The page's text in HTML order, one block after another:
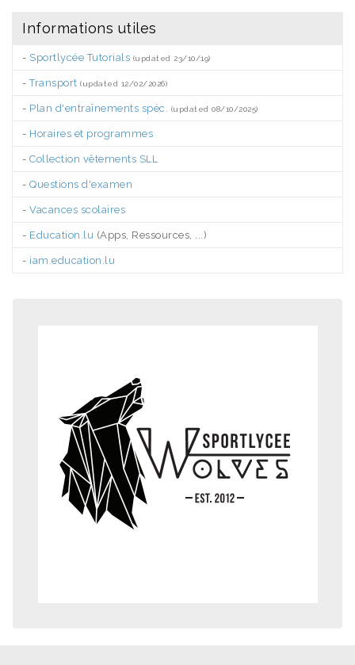
Informations utiles
- Sportlycée Tutorials (updated 23/10/19)
-Transport (updated 12/02/2026)
- Plan d'entraînements spéc. (updated 08/10/2025)
- Horaires et programmes
- Collection vêtements SLL
- Questions d'examen
- Vacances scolaires
- Education.lu (Apps, Ressources, ...)
- iam.education.lu